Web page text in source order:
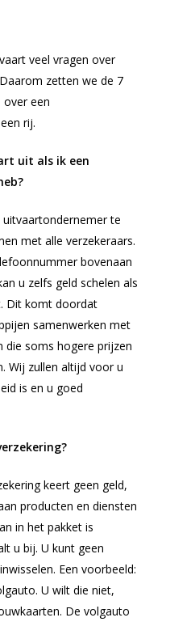
veel vragen over
zetten we de 7
over een
rij.
uit als ik een
te
met alle verzekeraars.
bovenaan
u zelfs geld schelen als
Dit komt doordat
samenwerken met
die soms hogere prijzen
Wij zullen altijd voor u
is en u goed
keert geen geld,
producten en diensten
in het pakket is
u bij. U kunt geen
Een voorbeeld:
U wilt die niet,
De volgauto
Uitvaartlocatie